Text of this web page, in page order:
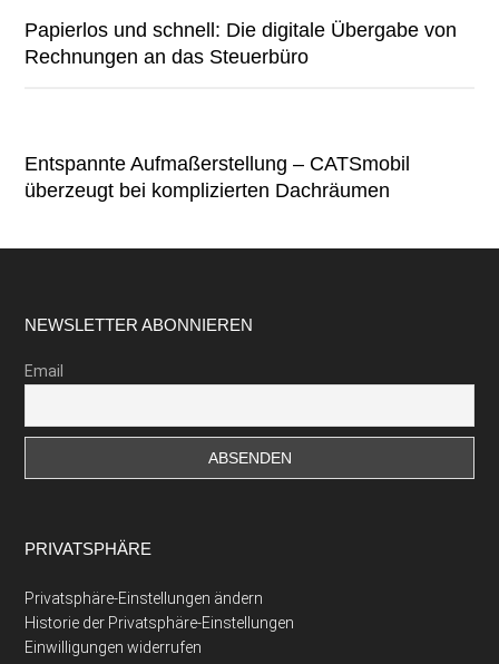
Papierlos und schnell: Die digitale Übergabe von
Rechnungen an das Steuerbüro
Entspannte Aufmaßerstellung – CATSmobil
überzeugt bei komplizierten Dachräumen
Footer
NEWSLETTER ABONNIEREN
Email
PRIVATSPHÄRE
Privatsphäre-Einstellungen ändern
Historie der Privatsphäre-Einstellungen
Einwilligungen widerrufen